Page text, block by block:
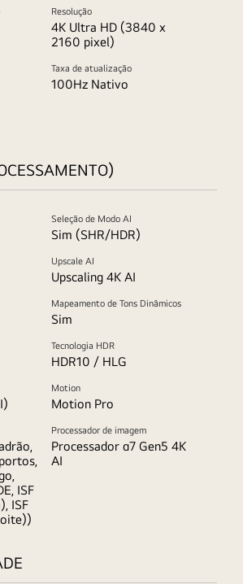
Resolução
4K Ultra HD (3840 x
2160 pixel)
Taxa de atualização
100Hz Nativo
Seleção de Modo AI
Sim (SHR/HDR)
Upscale AI
Upscaling 4K AI
Mapeamento de Tons Dinâmicos
Sim
Tecnologia HDR
HDR10 / HLG
Motion
Motion Pro
ISF
ISF
Processador de imagem
Processador α7 Gen5 4K
AI